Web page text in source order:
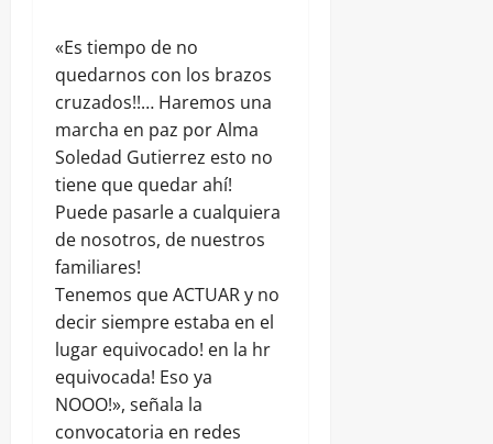
«Es tiempo de no
quedarnos con los brazos
cruzados!!… Haremos una
marcha en paz por Alma
Soledad Gutierrez esto no
tiene que quedar ahí!
Puede pasarle a cualquiera
de nosotros, de nuestros
familiares!
Tenemos que ACTUAR y no
decir siempre estaba en el
lugar equivocado! en la hr
equivocada! Eso ya
NOOO!», señala la
convocatoria en redes